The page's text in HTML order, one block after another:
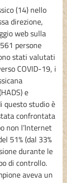
(14) nello
direzione,
web sulla
persone
stati valutati
COVID-19, i
e
questo studio è
confrontata
non l’Internet
51% (dal 33%
durante le
di controllo.
aveva un